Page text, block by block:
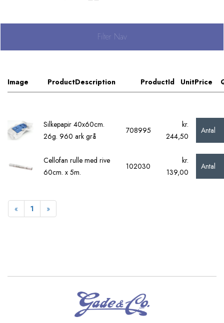
Filter Nav
Image ProductDescription ProductId UnitPrice
Silkepapir 40x60cm.
26g. 960 ark grå
708995
kr.
244,50
Antal
Cellofan rulle med rive
60cm. x 5m.
102030
kr.
139,00
Antal
« Forrige
1 »Næste